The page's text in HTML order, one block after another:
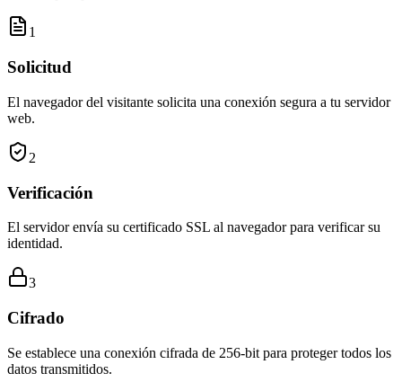
1
Solicitud
El navegador del visitante solicita una conexión segura a tu servidor
web.
2
Verificación
El servidor envía su certificado SSL al navegador para verificar su
identidad.
3
Cifrado
Se establece una conexión cifrada de 256-bit para proteger todos los
datos transmitidos.